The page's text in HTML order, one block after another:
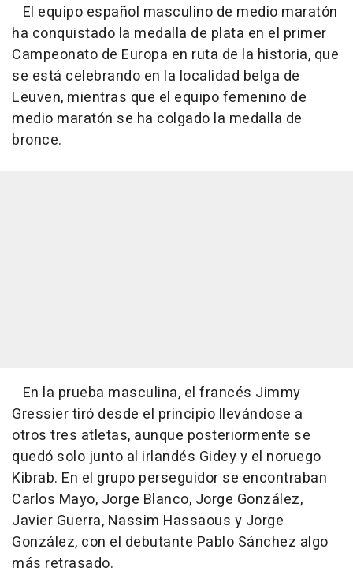
El equipo español masculino de medio maratón
ha conquistado la medalla de plata en el primer
Campeonato de Europa en ruta de la historia, que
se está celebrando en la localidad belga de
Leuven, mientras que el equipo femenino de
medio maratón se ha colgado la medalla de
bronce.
En la prueba masculina, el francés Jimmy
Gressier tiró desde el principio llevándose a
otros tres atletas, aunque posteriormente se
quedó solo junto al irlandés Gidey y el noruego
Kibrab. En el grupo perseguidor se encontraban
Carlos Mayo, Jorge Blanco, Jorge González,
Javier Guerra, Nassim Hassaous y Jorge
González, con el debutante Pablo Sánchez algo
más retrasado.